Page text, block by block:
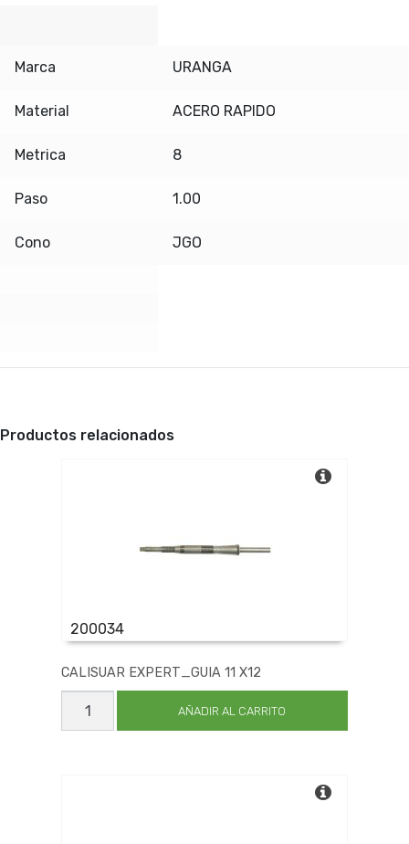
Marca URANGA
Material ACERO RAPIDO
Metrica 8
Paso 1.00
Cono JGO
Productos relacionados
200034
CALISUAR EXPERT_GUIA 11 X12
CALISUAR
EXPERT_GUIA
11
AÑADIR AL CARRITO